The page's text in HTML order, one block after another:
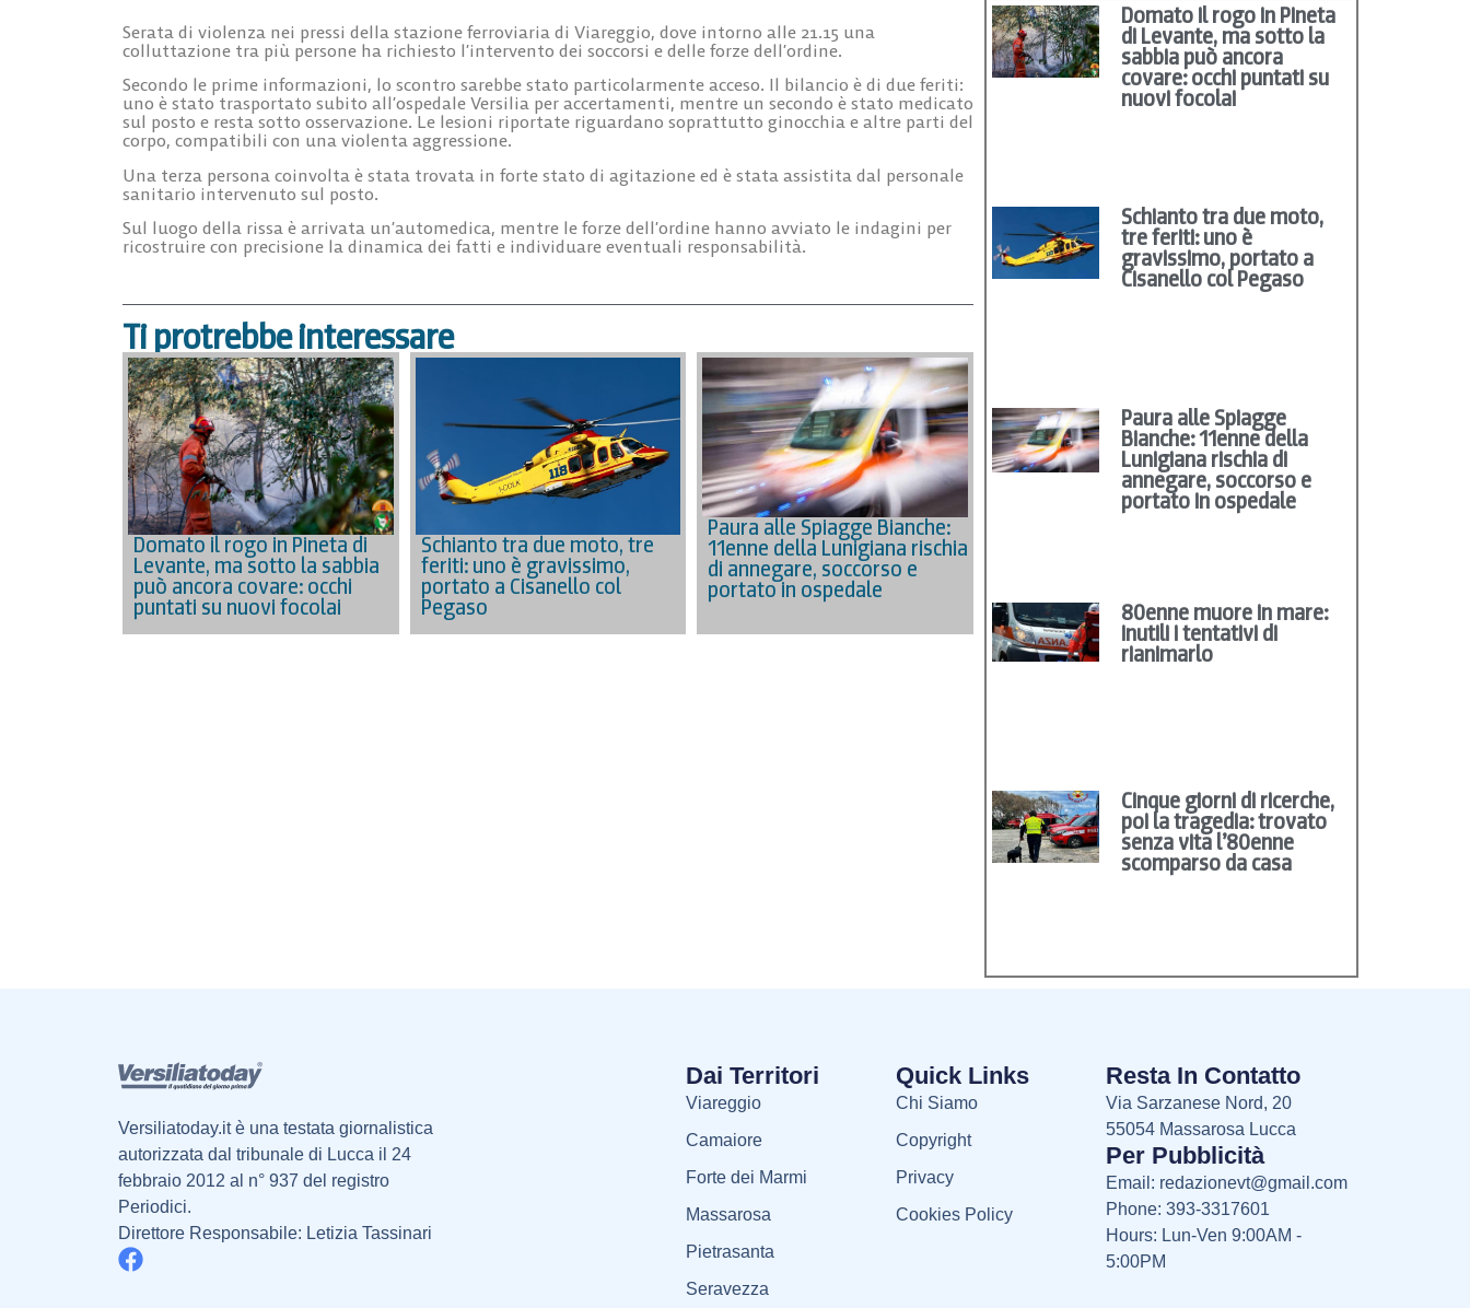
Serata di violenza nei pressi della stazione ferroviaria di Viareggio, dove intorno alle 21.15 una
colluttazione tra più persone ha richiesto l’intervento dei soccorsi e delle forze dell’ordine.
Secondo le prime informazioni, lo scontro sarebbe stato particolarmente acceso. Il bilancio è di due feriti:
uno è stato trasportato subito all’ospedale Versilia per accertamenti, mentre un secondo è stato medicato
sul posto e resta sotto osservazione. Le lesioni riportate riguardano soprattutto ginocchia e altre parti del
corpo, compatibili con una violenta aggressione.
Una terza persona coinvolta è stata trovata in forte stato di agitazione ed è stata assistita dal personale
sanitario intervenuto sul posto.
Sul luogo della rissa è arrivata un’automedica, mentre le forze dell’ordine hanno avviato le indagini per
ricostruire con precisione la dinamica dei fatti e individuare eventuali responsabilità.
Ti protrebbe interessare
Domato il rogo in Pineta di
Levante, ma sotto la sabbia
può ancora covare: occhi
puntati su nuovi focolai
Schianto tra due moto, tre
feriti: uno è gravissimo,
portato a Cisanello col
Pegaso
Paura alle Spiagge Bianche:
11enne della Lunigiana rischia
di annegare, soccorso e
portato in ospedale
Domato il rogo in Pineta
di Levante, ma sotto la
sabbia può ancora
covare: occhi puntati su
nuovi focolai
Schianto tra due moto,
tre feriti: uno è
gravissimo, portato a
Cisanello col Pegaso
Paura alle Spiagge
Bianche: 11enne della
Lunigiana rischia di
annegare, soccorso e
portato in ospedale
80enne muore in mare:
inutili i tentativi di
rianimarlo
Cinque giorni di ricerche,
poi la tragedia: trovato
senza vita l’80enne
scomparso da casa
Versiliatoday.it è una testata giornalistica
autorizzata dal tribunale di Lucca il 24
febbraio 2012 al n° 937 del registro
Periodici.
Direttore Responsabile: Letizia Tassinari
Dai Territori
Viareggio
Camaiore
Forte dei Marmi
Massarosa
Pietrasanta
Seravezza
Quick Links
Chi Siamo
Copyright
Privacy
Cookies Policy
Resta In Contatto
Via Sarzanese Nord, 20
55054 Massarosa Lucca
Per Pubblicità
Email: redazionevt@gmail.com
Phone: 393-3317601
Hours: Lun-Ven 9:00AM -
5:00PM